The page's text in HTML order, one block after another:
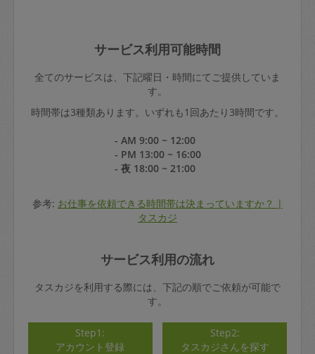
サービス利用可能時間
全てのサービスは、下記曜日・時間にてご提供していま
す。
時間帯は3種類あります。いずれも1回あたり3時間です。
- AM 9:00 ~ 12:00
- PM 13:00 ~ 16:00
- 夜 18:00 ~ 21:00
参考: お仕事を依頼できる時間帯は決まっていますか？ |
タスカジ
サービス利用の流れ
タスカジを利用する際には、下記の順でご依頼が可能で
す。
Step1:
アカウント登録
Step2:
タスカジさんを探す